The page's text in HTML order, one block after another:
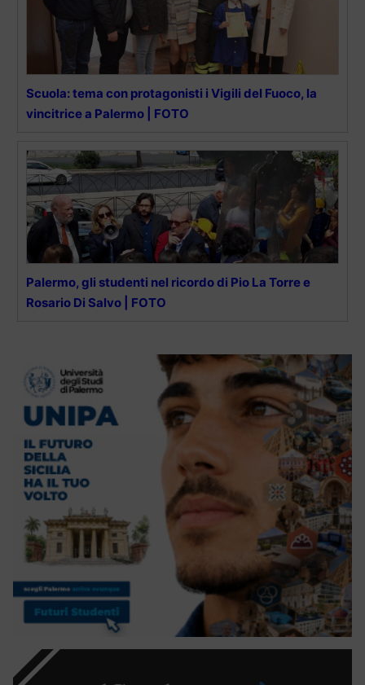
Scuola: tema con protagonisti i Vigili del Fuoco, la
vincitrice a Palermo | FOTO
Palermo, gli studenti nel ricordo di Pio La Torre e
Rosario Di Salvo | FOTO